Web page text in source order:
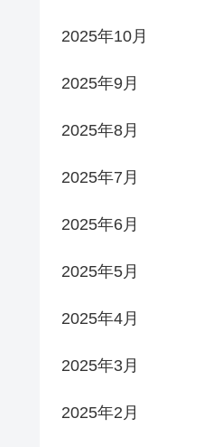
2025年10月
2025年9月
2025年8月
2025年7月
2025年6月
2025年5月
2025年4月
2025年3月
2025年2月